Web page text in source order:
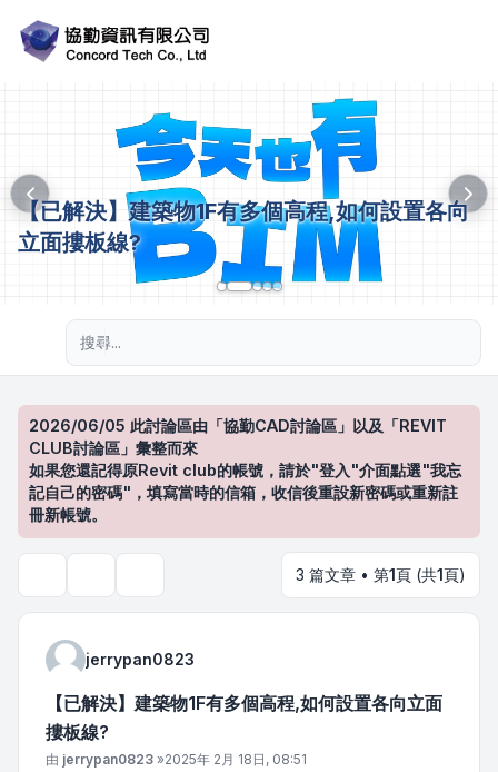
【已解決】建築物1F有多個高程,如何設置各向
立面摟板線?
2026/06/05 此討論區由「協勤CAD討論區」以及「REVIT
CLUB討論區」彙整而來
如果您還記得原Revit club的帳號，請於"登入"介面點選"我忘
記自己的密碼"，填寫當時的信箱，收信後重設新密碼或重新註
冊新帳號。
3 篇文章 • 第1頁 (共1頁)
jerrypan0823
【已解決】建築物1F有多個高程,如何設置各向立面
摟板線?
文章
由 jerrypan0823 »2025年 2月 18日, 08:51